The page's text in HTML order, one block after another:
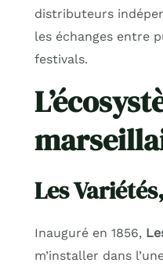
distributeurs
les échanges entre
festivals.
Les
Inauguré en 1856,
m’installer dans